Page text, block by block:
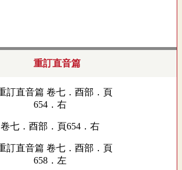
重訂直音篇
卷七．酉部．頁654．右